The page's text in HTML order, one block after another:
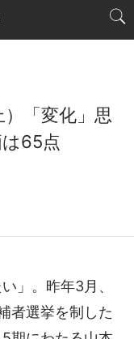
）「変化」思
65点
」。昨年3月、
者選挙を制した